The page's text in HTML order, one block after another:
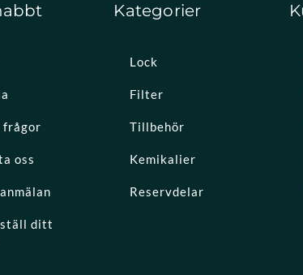
frågor
oss
ditt
Kategorier
Lock
Filter
Tillbehör
Kemikalier
Reservdelar